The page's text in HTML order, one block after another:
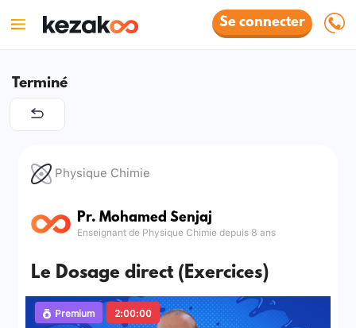
Se connecter
Terminé
Physique Chimie
Pr. Mohamed Senjaj
Enseignant de Physique Chimie depuis 8 ans
Le Dosage direct (Exercices)
Premium 2:00:00